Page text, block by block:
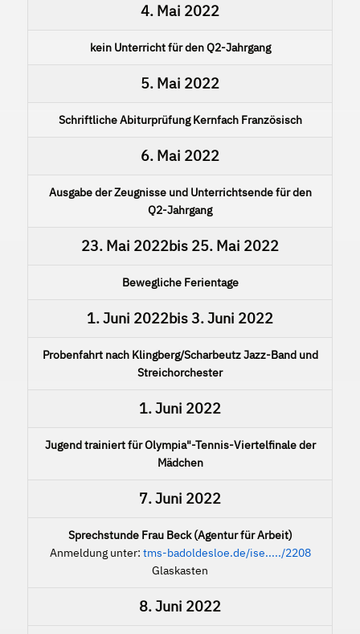
4. Mai 2022
kein Unterricht für den Q2-Jahrgang
5. Mai 2022
Schriftliche Abiturprüfung Kernfach Französisch
6. Mai 2022
Ausgabe der Zeugnisse und Unterrichtsende für den
Q2-Jahrgang
23. Mai 2022bis 25. Mai 2022
Bewegliche Ferientage
1. Juni 2022bis3. Juni 2022
Probenfahrt nach Klingberg/Scharbeutz Jazz-Band und
Streichorchester
1. Juni 2022
Jugend trainiert für Olympia"-Tennis-Viertelfinale der
Mädchen
7. Juni 2022
Sprechstunde Frau Beck (Agentur für Arbeit)
Anmeldung unter: tms-badoldesloe.de/ise...../2208
Glaskasten
8. Juni 2022